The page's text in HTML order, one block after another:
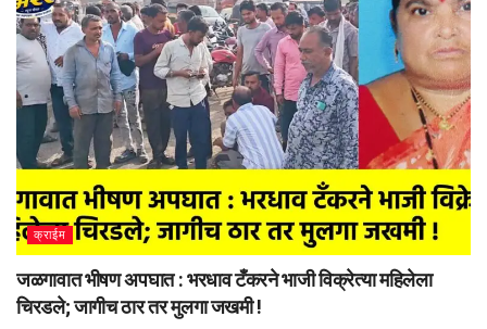
क्राईम
जळगावात भीषण अपघात : भरधाव टँकरने भाजी विक्रेत्या महिलेला
चिरडले; जागीच ठार तर मुलगा जखमी !